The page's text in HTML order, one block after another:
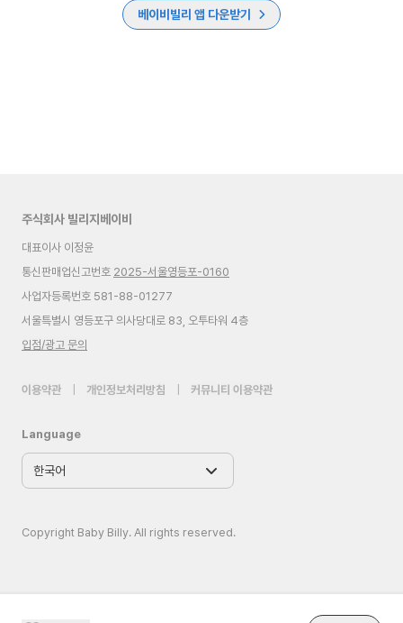
베이비빌리 앱 다운받기
주식회사 빌리지베이비
대표이사 이정윤
통신판매업신고번호 2025-서울영등포-0160
사업자등록번호 581-88-01277
서울특별시 영등포구 의사당대로 83, 오투타워 4층
입점/광고 문의
이용약관 개인정보처리방침 커뮤니티 이용약관
Language
Copyright Baby Billy. All rights reserved.